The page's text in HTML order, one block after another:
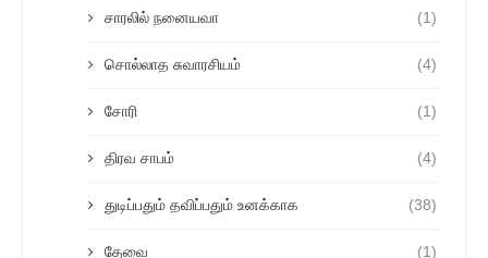
சாரலில் நனையவா (1)
சொல்லாத சுவாரசியம் (4)
சோரி (1)
திரவ சாபம் (4)
துடிப்பதும் தவிப்பதும் உனக்காக (38)
தேவை (1)